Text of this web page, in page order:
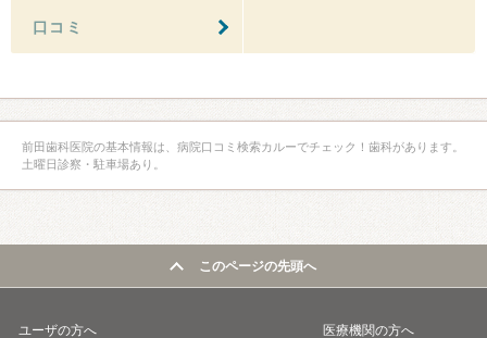
口コミ
前田歯科医院の基本情報は、病院口コミ検索カルーでチェック！歯科があります。
土曜日診察・駐車場あり。
このページの先頭へ
ユーザの方へ 医療機関の方へ